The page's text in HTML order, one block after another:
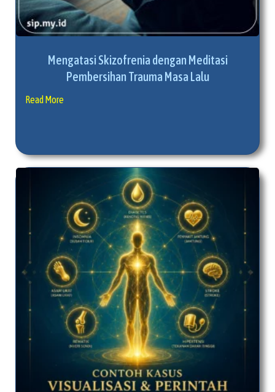
Mengatasi Skizofrenia dengan Meditasi
Pembersihan Trauma Masa Lalu
Read More